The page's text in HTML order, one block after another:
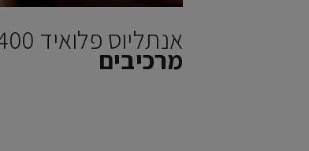
אנתליוס פלואיד UVMUNE400 תחליב פנים SPF50+‎ להפחתת מראה ברק
מרכיבים